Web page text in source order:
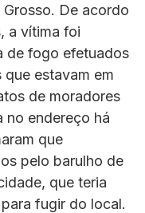
De acordo
a vítima foi
de fogo efetuados
estavam em
de moradores
no endereço há
que
pelo barulho de
que teria
fugir do local.